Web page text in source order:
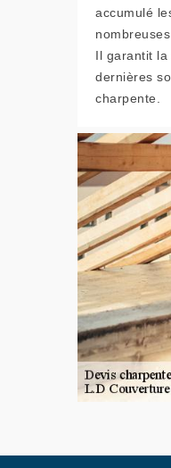
accumulé
Il garantit
dernières
charpente.